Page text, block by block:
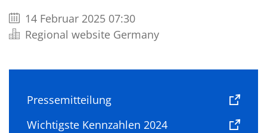
14 Februar 2025 07:30
Regional website Germany
Pressemitteilung
Wichtigste Kennzahlen 2024